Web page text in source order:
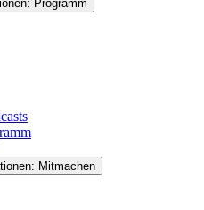
Programm
Mitmachen